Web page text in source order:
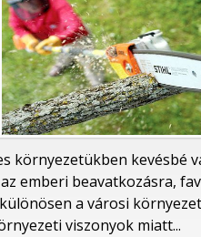
környezetükben kevésbé
emberi beavatkozásra,
a városi
viszonyok miatt...